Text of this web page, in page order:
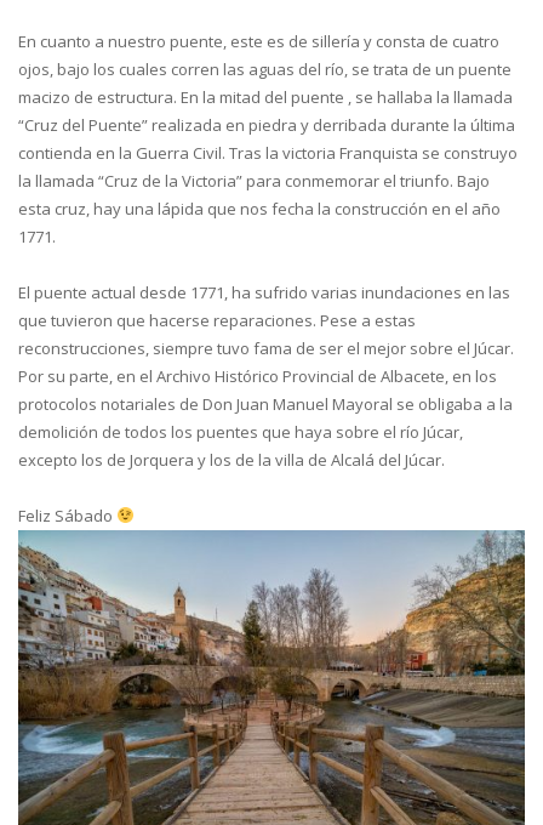
En cuanto a nuestro puente, este es de sillería y consta de cuatro
ojos, bajo los cuales corren las aguas del río, se trata de un puente
macizo de estructura. En la mitad del puente , se hallaba la llamada
“Cruz del Puente” realizada en piedra y derribada durante la última
contienda en la Guerra Civil. Tras la victoria Franquista se construyo
la llamada “Cruz de la Victoria” para conmemorar el triunfo. Bajo
esta cruz, hay una lápida que nos fecha la construcción en el año
1771.
El puente actual desde 1771, ha sufrido varias inundaciones en las
que tuvieron que hacerse reparaciones. Pese a estas
reconstrucciones, siempre tuvo fama de ser el mejor sobre el Júcar.
Por su parte, en el Archivo Histórico Provincial de Albacete, en los
protocolos notariales de Don Juan Manuel Mayoral se obligaba a la
demolición de todos los puentes que haya sobre el río Júcar,
excepto los de Jorquera y los de la villa de Alcalá del Júcar.
Feliz Sábado